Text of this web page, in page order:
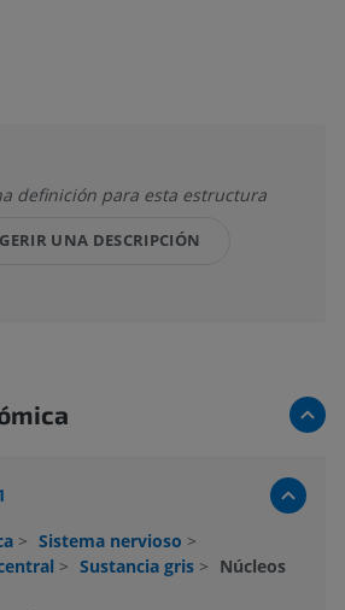
definición para esta estructura
UNA DESCRIPCIÓN
> Sistema nervioso >
> Sustancia gris > Núcleos